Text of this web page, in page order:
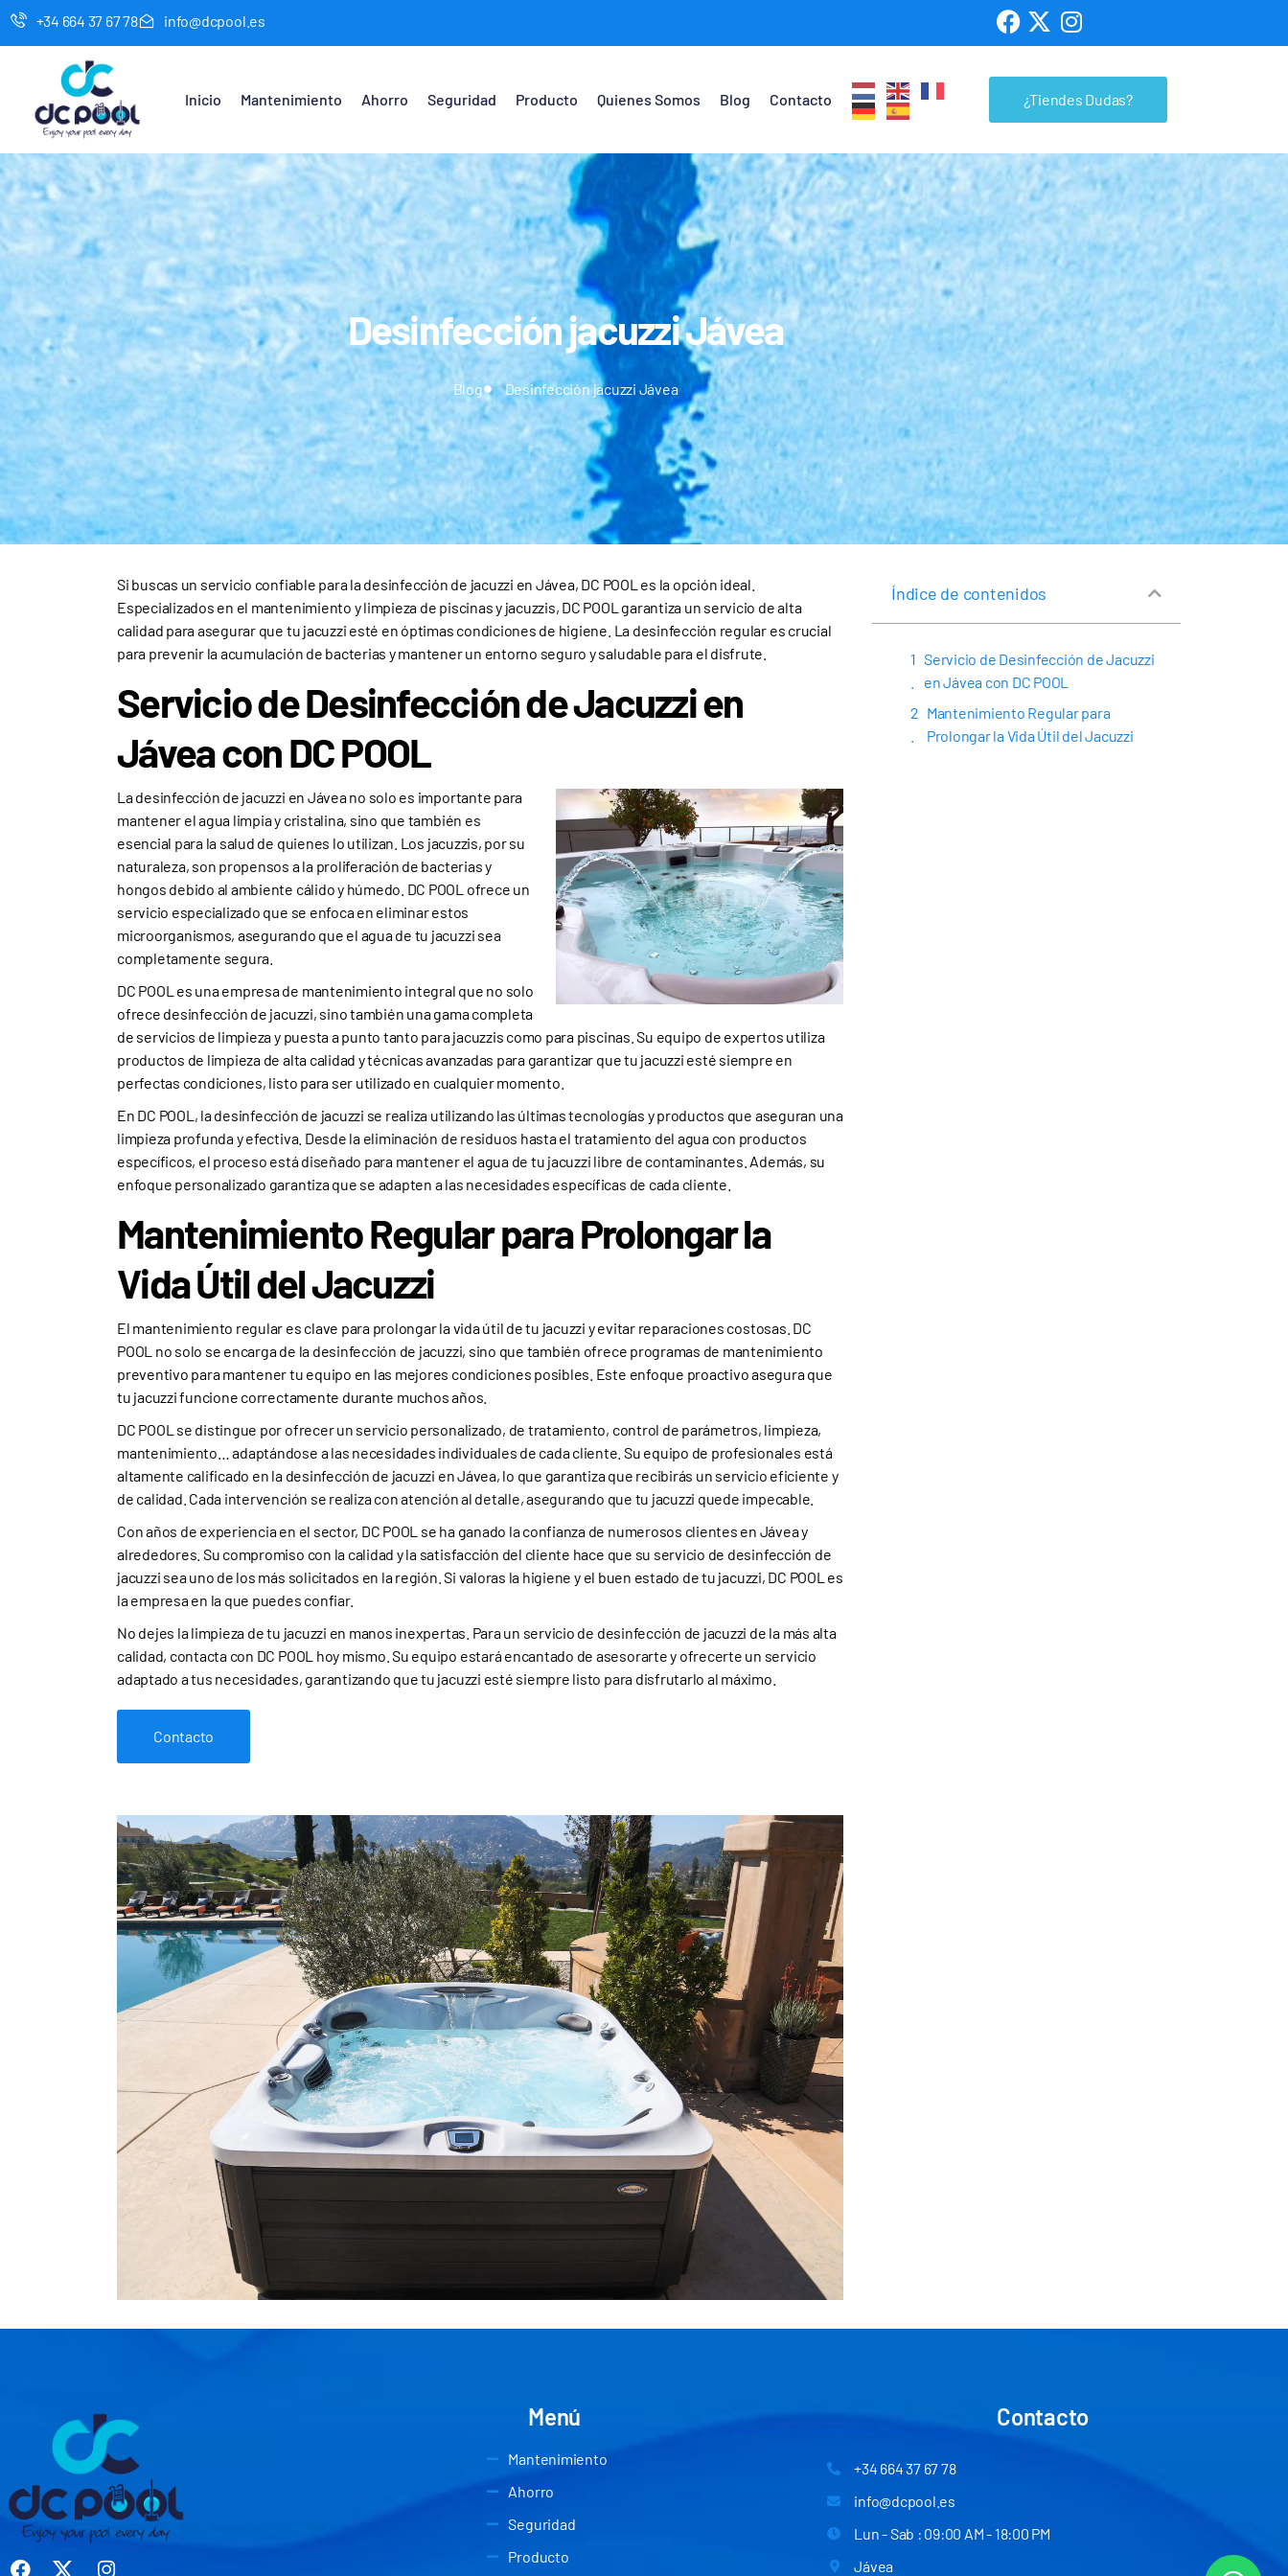
+34 664 37 67 78 info@dcpool.es
Inicio Mantenimiento Ahorro Seguridad Producto Quienes Somos Blog Contacto ¿Tiendes Dudas?
Desinfección jacuzzi Jávea
Blog Desinfección jacuzzi Jávea
Si buscas un servicio confiable para la desinfección de jacuzzi en Jávea, DC POOL es la opción ideal.
Especializados en el mantenimiento y limpieza de piscinas y jacuzzis, DC POOL garantiza un servicio de alta
calidad para asegurar que tu jacuzzi esté en óptimas condiciones de higiene. La desinfección regular es crucial
para prevenir la acumulación de bacterias y mantener un entorno seguro y saludable para el disfrute.
Servicio de Desinfección de Jacuzzi en
Jávea con DC POOL
La desinfección de jacuzzi en Jávea no solo es importante para
mantener el agua limpia y cristalina, sino que también es
esencial para la salud de quienes lo utilizan. Los jacuzzis, por su
naturaleza, son propensos a la proliferación de bacterias y
hongos debido al ambiente cálido y húmedo. DC POOL ofrece un
servicio especializado que se enfoca en eliminar estos
microorganismos, asegurando que el agua de tu jacuzzi sea
completamente segura.
DC POOL es una empresa de mantenimiento integral que no solo
ofrece desinfección de jacuzzi, sino también una gama completa
de servicios de limpieza y puesta a punto tanto para jacuzzis como para piscinas. Su equipo de expertos utiliza
productos de limpieza de alta calidad y técnicas avanzadas para garantizar que tu jacuzzi esté siempre en
perfectas condiciones, listo para ser utilizado en cualquier momento.
En DC POOL, la desinfección de jacuzzi se realiza utilizando las últimas tecnologías y productos que aseguran una
limpieza profunda y efectiva. Desde la eliminación de residuos hasta el tratamiento del agua con productos
específicos, el proceso está diseñado para mantener el agua de tu jacuzzi libre de contaminantes. Además, su
enfoque personalizado garantiza que se adapten a las necesidades específicas de cada cliente.
Mantenimiento Regular para Prolongar la
Vida Útil del Jacuzzi
El mantenimiento regular es clave para prolongar la vida útil de tu jacuzzi y evitar reparaciones costosas. DC
POOL no solo se encarga de la desinfección de jacuzzi, sino que también ofrece programas de mantenimiento
preventivo para mantener tu equipo en las mejores condiciones posibles. Este enfoque proactivo asegura que
tu jacuzzi funcione correctamente durante muchos años.
DC POOL se distingue por ofrecer un servicio personalizado, de tratamiento, control de parámetros, limpieza,
mantenimiento… adaptándose a las necesidades individuales de cada cliente. Su equipo de profesionales está
altamente calificado en la desinfección de jacuzzi en Jávea, lo que garantiza que recibirás un servicio eficiente y
de calidad. Cada intervención se realiza con atención al detalle, asegurando que tu jacuzzi quede impecable.
Con años de experiencia en el sector, DC POOL se ha ganado la confianza de numerosos clientes en Jávea y
alrededores. Su compromiso con la calidad y la satisfacción del cliente hace que su servicio de desinfección de
jacuzzi sea uno de los más solicitados en la región. Si valoras la higiene y el buen estado de tu jacuzzi, DC POOL es
la empresa en la que puedes confiar.
No dejes la limpieza de tu jacuzzi en manos inexpertas. Para un servicio de desinfección de jacuzzi de la más alta
calidad, contacta con DC POOL hoy mismo. Su equipo estará encantado de asesorarte y ofrecerte un servicio
adaptado a tus necesidades, garantizando que tu jacuzzi esté siempre listo para disfrutarlo al máximo.
Contacto
Índice de contenidos
Servicio de Desinfección de Jacuzzi
en Jávea con DC POOL
Mantenimiento Regular para
Prolongar la Vida Útil del Jacuzzi
Menú
Mantenimiento
Ahorro
Seguridad
Producto
Contacto
+34 664 37 67 78
info@dcpool.es
Lun - Sab : 09:00 AM - 18:00 PM
Jávea